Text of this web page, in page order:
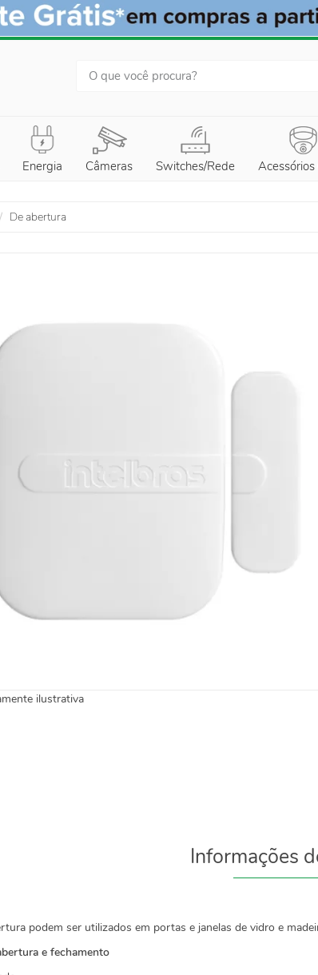
Energia Câmeras Switches/Rede Acessórios
De abertura
Informações
podem ser utilizados em portas e janelas de vidro e
e fechamento